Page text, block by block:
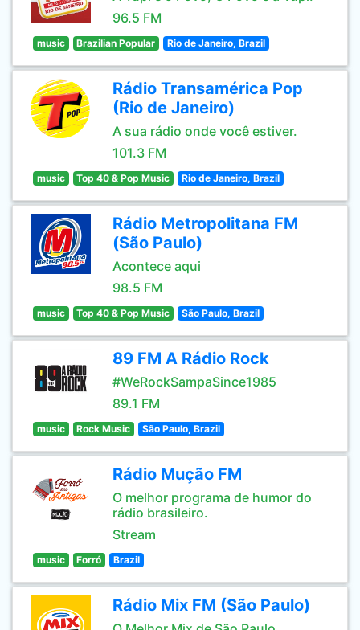
96.5 FM
music Brazilian Popular Rio de Janeiro, Brazil
Rádio Transamérica Pop
(Rio de Janeiro)
A sua rádio onde você estiver.
101.3 FM
music Top 40 & Pop Music Rio de Janeiro, Brazil
Rádio Metropolitana FM
(São Paulo)
Acontece aqui
98.5 FM
music Top 40 & Pop Music São Paulo, Brazil
89 FM A Rádio Rock
#WeRockSampaSince1985
89.1 FM
music Rock Music São Paulo, Brazil
Rádio Mução FM
O melhor programa de humor do
rádio brasileiro.
Stream
music Forró Brazil
Rádio Mix FM (São Paulo)